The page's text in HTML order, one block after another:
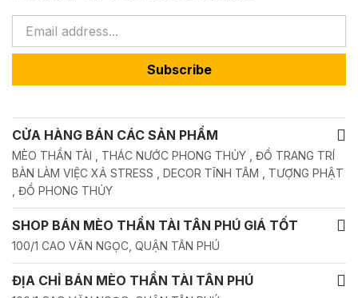
Subscribe
CỬA HÀNG BÁN CÁC SẢN PHẨM
MÈO THẦN TÀI , THÁC NƯỚC PHONG THỦY , ĐỒ TRANG TRÍ
BÀN LÀM VIỆC XẢ STRESS , DECOR TĨNH TÂM , TƯỢNG PHẬT
, ĐỒ PHONG THỦY
SHOP BÁN MÈO THẦN TÀI TÂN PHÚ GIÁ TỐT
100/1 CAO VĂN NGỌC, QUẬN TÂN PHÚ
ĐỊA CHỈ BÁN MÈO THẦN TÀI TÂN PHÚ